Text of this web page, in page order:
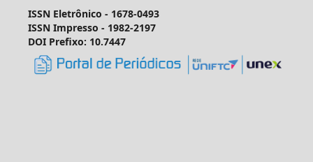
ISSN Eletrônico - 1678-0493
ISSN Impresso - 1982-2197
DOI Prefixo: 10.7447